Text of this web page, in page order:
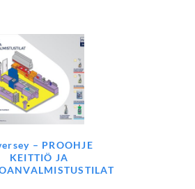
– PROOHJE
KEITTIÖ JA